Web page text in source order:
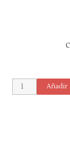
Añadir